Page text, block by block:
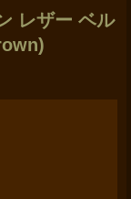
レザー ベル